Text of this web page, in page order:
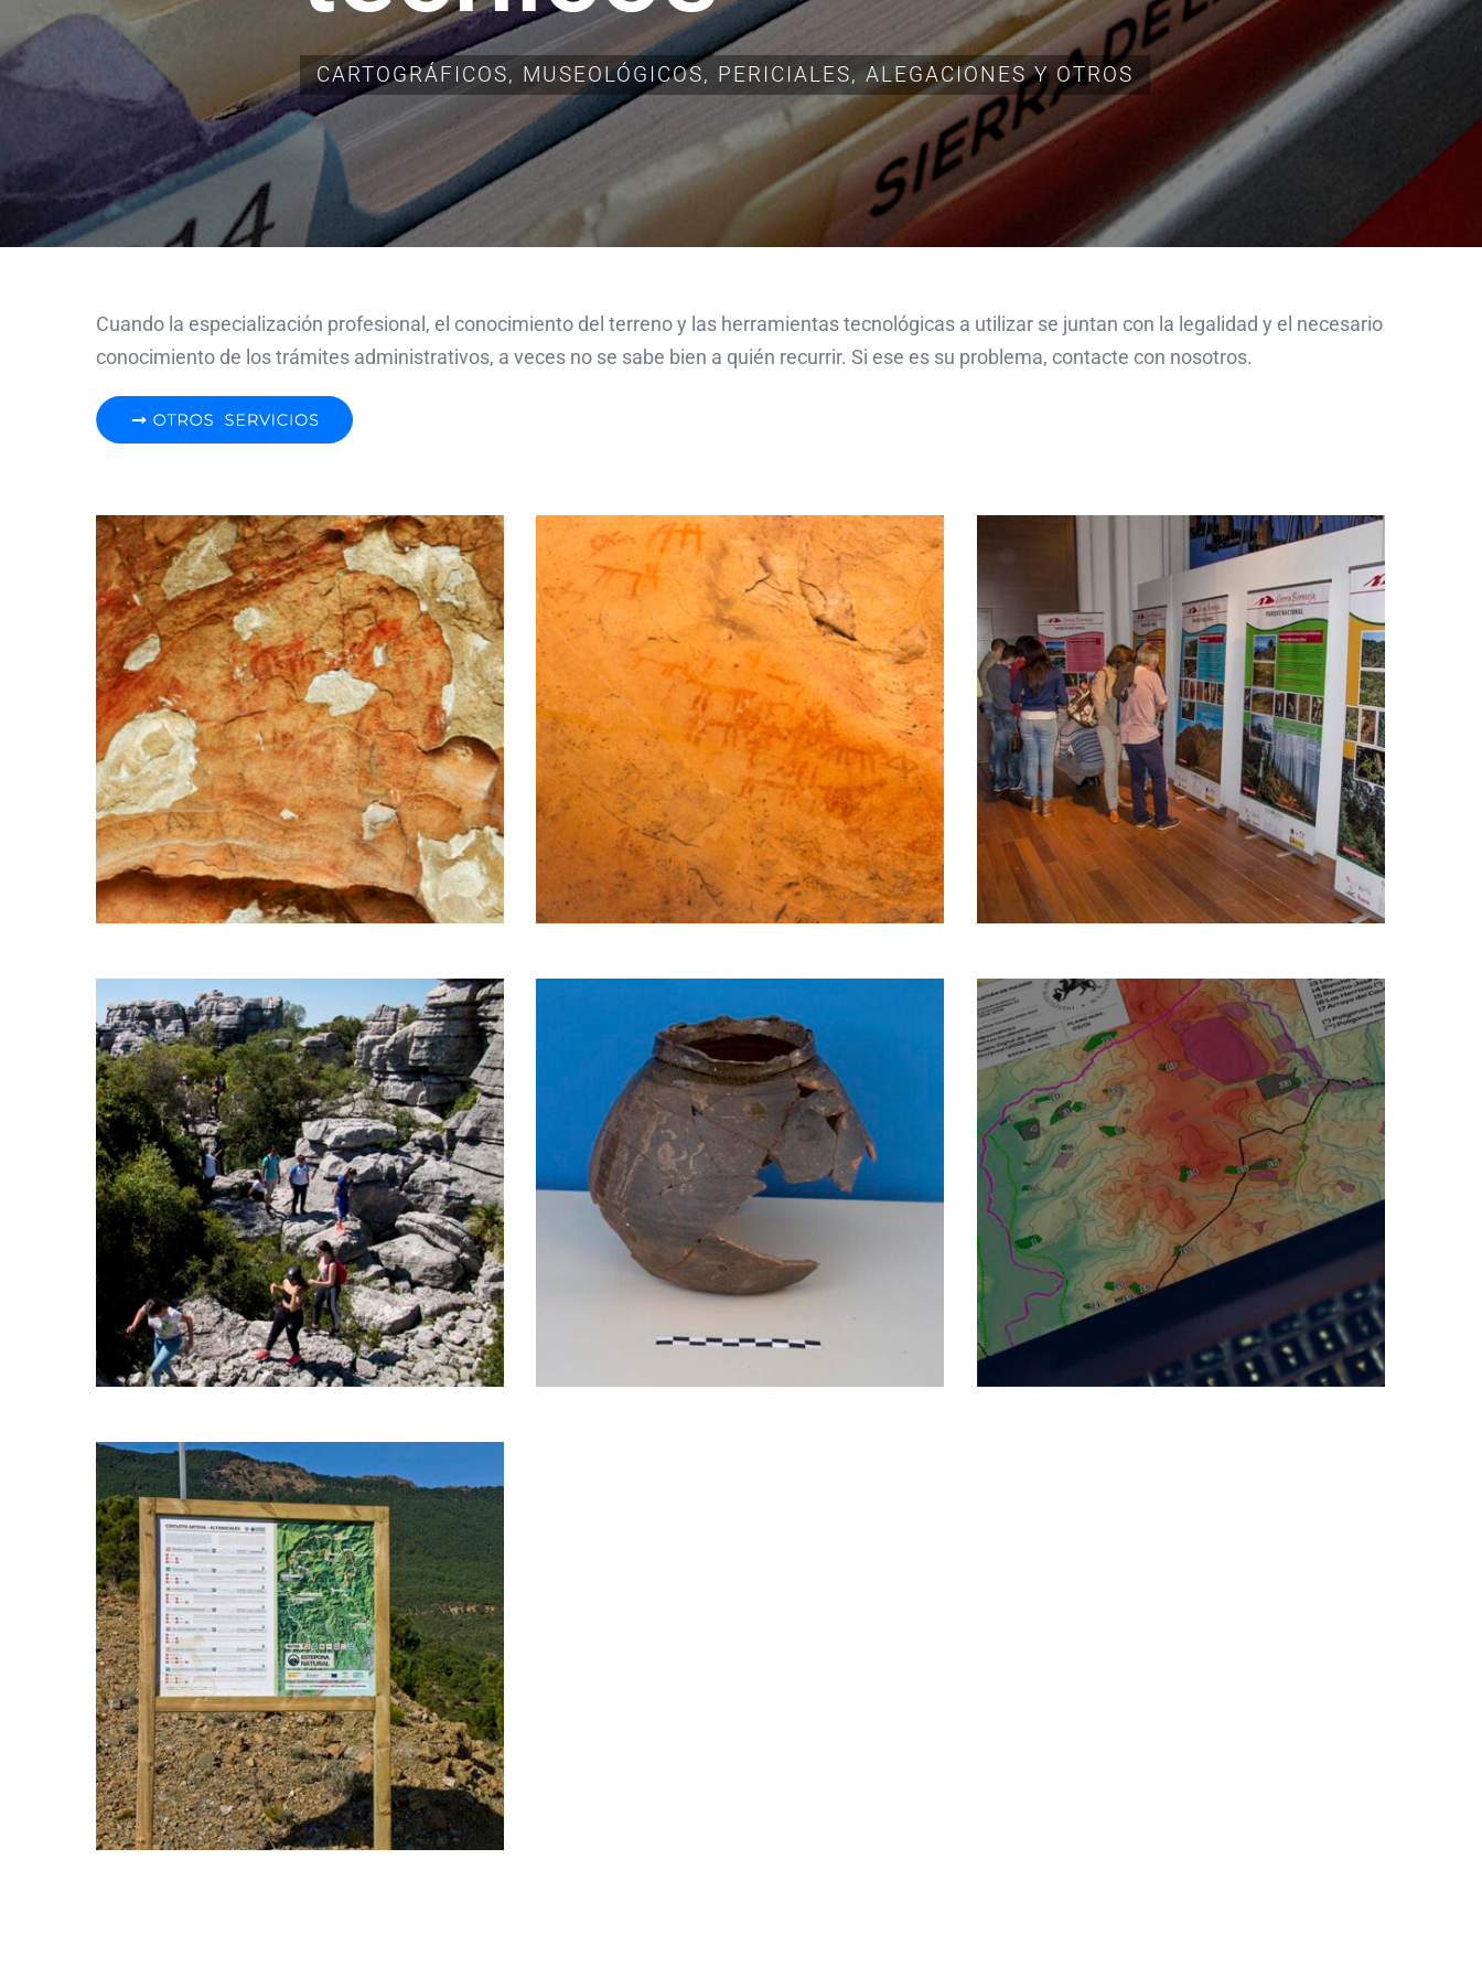
CARTOGRÁFICOS, MUSEOLÓGICOS, PERICIALES, ALEGACIONES Y OTROS
Cuando la especialización profesional, el conocimiento del terreno y las herramientas tecnológicas a utilizar se juntan con la legalidad y el necesario
conocimiento de los trámites administrativos, a veces no se sabe bien a quién recurrir. Si ese es su problema, contacte con nosotros.
Expediente de
catalogación como BIC
del abrigo de Las
Bailadoras (Los
Barrios)
Expediente de
catalogación como BIC
de los abrigos de
Bacinete (Los Barrios)
Protección y puesta en
valor de Sierra Bermeja
Protección y puesta en
valor de la Sierra de la
Utrera
Proyecto expositivo
del museo
arqueológico de
Marbella
Prospecciones
arqueológicas y
cartografía SIG para el
PGI Alcorrín
Circuito de montaña
Artesa-Altabacales
(Estepona)